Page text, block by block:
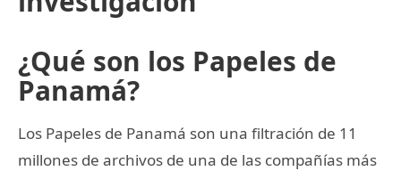
¿Qué son los Papeles de
Panamá?
Los Papeles de Panamá son una filtración de 11
millones de archivos de una de las compañías más